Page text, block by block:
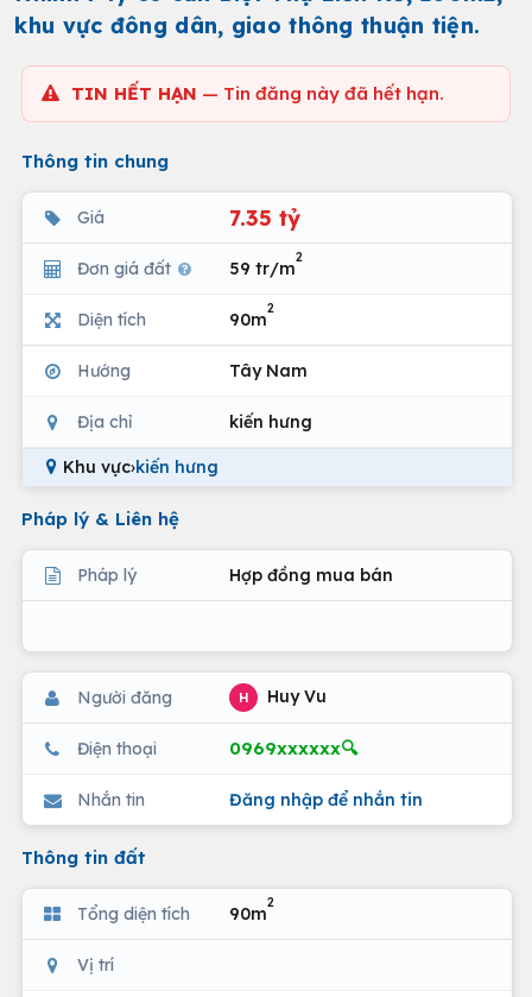
khu vực đông dân, giao thông thuận tiện.
TIN HẾT HẠN — Tin đăng này đã hết hạn.
Thông tin chung
Giá 7.35 tỷ
Đơn giá đất 59 tr/m
2
Diện tích 90m
2
Hướng Tây Nam
Địa chỉ kiến hưng
Khu vực›kiến hưng
Pháp lý & Liên hệ
Pháp lý Hợp đồng mua bán
Người đăng H Huy Vu
Điện thoại 0969xxxxxx🔍
Nhắn tin Đăng nhập để nhắn tin
Thông tin đất
Tổng diện tích 90m
2
Vị trí